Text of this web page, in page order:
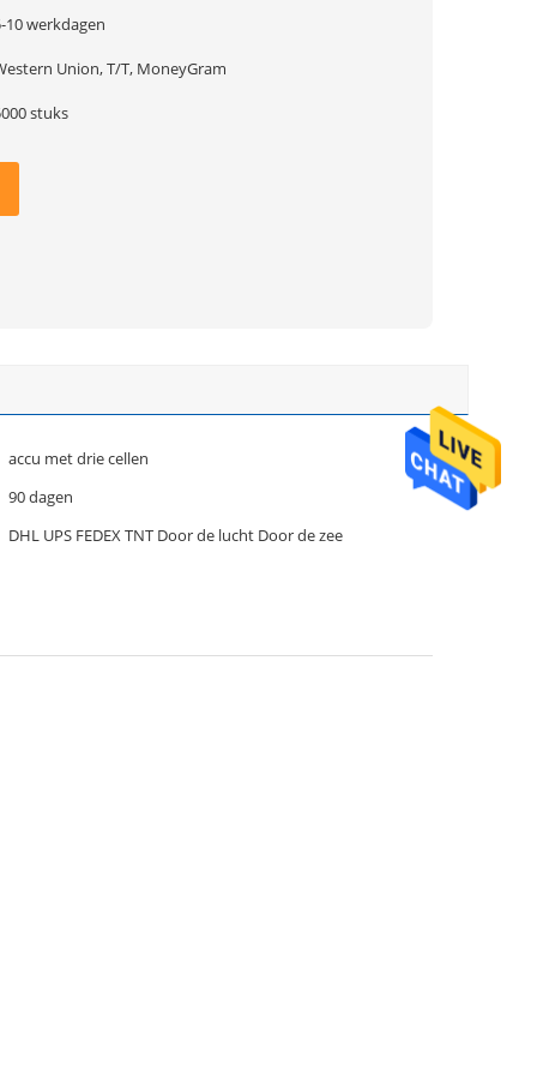
10 werkdagen
Union, T/T, MoneyGram
stuks
accu met drie cellen
90 dagen
DHL UPS FEDEX TNT Door de lucht Door de zee